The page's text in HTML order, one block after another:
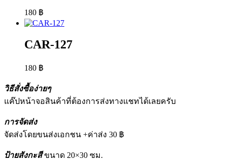
180 ฿
CAR-127
180 ฿
วิธีสั่งซื้อง่ายๆ
แค๊ปหน้าจอสินค้าที่ต้องการส่งทางแชทได้เลยครับ
การจัดส่ง
จัดส่งโดยขนส่งเอกชน +ค่าส่ง 30 ฿
ป้ายสังกะสีขนาด 20×30 ซม.